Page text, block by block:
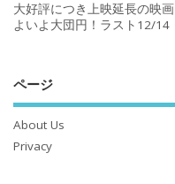
大好評につき上映延長の映
よいよ大団円！ラスト12/14
ページ
About Us
Privacy